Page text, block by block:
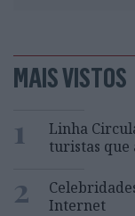
MAIS VISTOS
1
Linha
turistas que
2
Internet